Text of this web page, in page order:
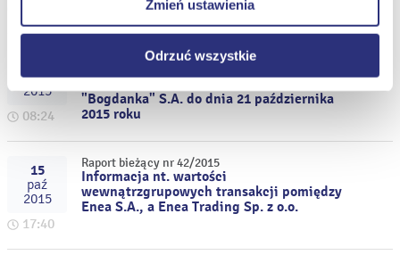
Zmień ustawienia
Odrzuć wszystkie
paź
2015
08:24
Raport bieżący nr 43/2015
Przedłużenie terminu przyjmowania
"Bogdanka" S.A. do dnia 21 października
2015 roku
15
paź
2015
17:40
Raport bieżący nr 42/2015
Informacja nt. wartości
wewnątrzgrupowych transakcji pomiędzy
Enea S.A., a Enea Trading Sp. z o.o.